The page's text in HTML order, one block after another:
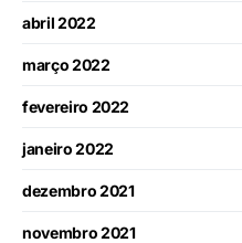
abril 2022
março 2022
fevereiro 2022
janeiro 2022
dezembro 2021
novembro 2021